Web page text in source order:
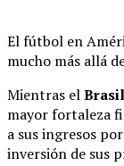
El fútbol en
mucho más allá
Mientras el
mayor fortaleza
a sus ingresos
inversión de sus